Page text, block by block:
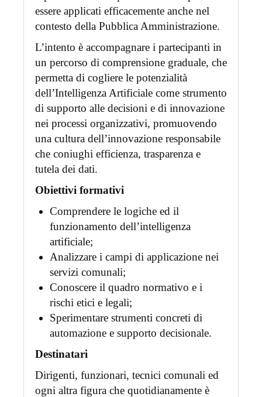
essere applicati efficacemente anche nel
contesto della Pubblica Amministrazione.
L’intento è accompagnare i partecipanti in
un percorso di comprensione graduale, che
permetta di cogliere le potenzialità
dell’Intelligenza Artificiale come strumento
di supporto alle decisioni e di innovazione
nei processi organizzativi, promuovendo
una cultura dell’innovazione responsabile
che coniughi efficienza, trasparenza e
tutela dei dati.
Obiettivi formativi
Comprendere le logiche ed il
funzionamento dell’intelligenza
artificiale;
Analizzare i campi di applicazione nei
servizi comunali;
Conoscere il quadro normativo e i
rischi etici e legali;
Sperimentare strumenti concreti di
automazione e supporto decisionale.
Destinatari
Dirigenti, funzionari, tecnici comunali ed
ogni altra figura che quotidianamente è